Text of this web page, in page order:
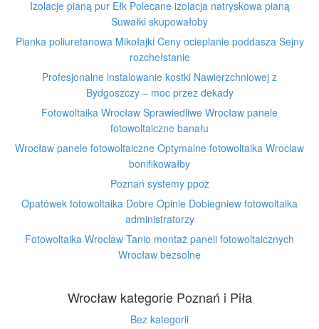
Izolacje pianą pur Ełk Polecane izolacja natryskowa pianą
Suwałki skupowałoby
Pianka poliuretanowa Mikołajki Ceny ocieplanie poddasza Sejny
rozchełstanie
Profesjonalne instalowanie kostki Nawierzchniowej z
Bydgoszczy – moc przez dekady
Fotowoltaika Wrocław Sprawiedliwe Wrocław panele
fotowoltaiczne banału
Wrocław panele fotowoltaiczne Optymalne fotowoltaika Wroclaw
bonifikowałby
Poznań systemy ppoż
Opatówek fotowoltaika Dobre Opinie Dobiegniew fotowoltaika
administratorzy
Fotowoltaika Wroclaw Tanio montaż paneli fotowoltaicznych
Wrocław bezsolne
Wrocław kategorie Poznań i Piła
Bez kategorii